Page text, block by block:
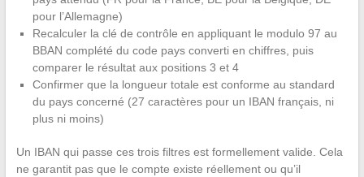
pour l’Allemagne)
Recalculer la clé de contrôle en appliquant le modulo 97 au
BBAN complété du code pays converti en chiffres, puis
comparer le résultat aux positions 3 et 4
Confirmer que la longueur totale est conforme au standard
du pays concerné (27 caractères pour un IBAN français, ni
plus ni moins)
Un IBAN qui passe ces trois filtres est formellement valide. Cela
ne garantit pas que le compte existe réellement ou qu’il